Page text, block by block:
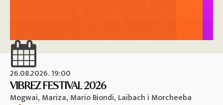
26.08.2026. 19:00
VIBREZ FESTIVAL 2026
Mogwai, Mariza, Mario Biondi, Laibach i Morcheeba